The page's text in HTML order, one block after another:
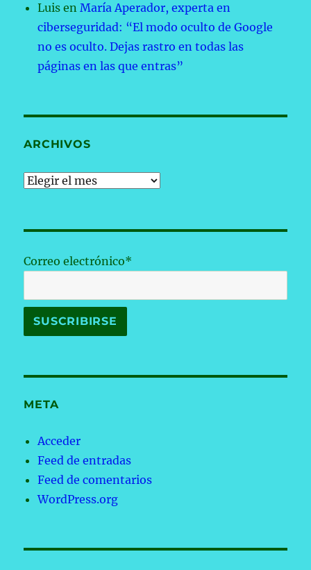
Luis enMaría Aperador, experta en
ciberseguridad: “El modo oculto de Google
no es oculto. Dejas rastro en todas las
páginas en las que entras”
ARCHIVOS
Archivos
Correo electrónico*
META
Acceder
Feed de entradas
Feed de comentarios
WordPress.org